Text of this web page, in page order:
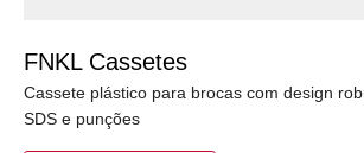
FNKL Cassetes
Cassete plástico para brocas com design
SDS e punções